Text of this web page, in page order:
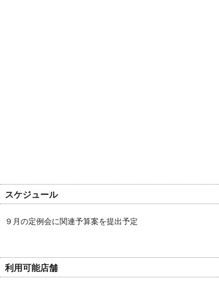
スケジュール
９月の定例会に関連予算案を提出予定
利用可能店舗